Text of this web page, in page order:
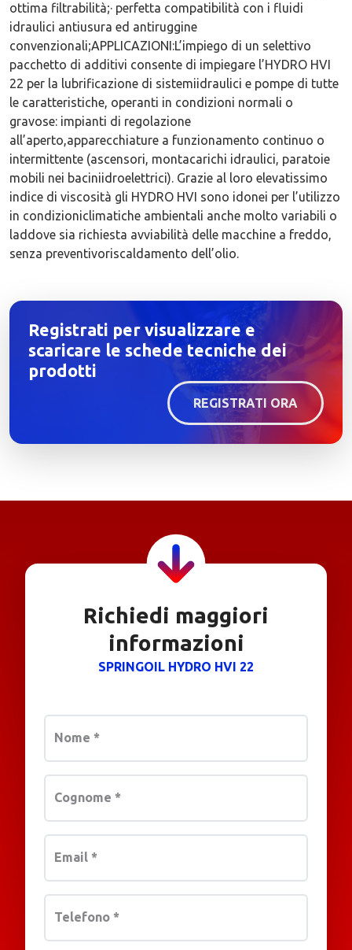
ottima filtrabilità;· perfetta compatibilità con i fluidi
idraulici antiusura ed antiruggine
convenzionali;APPLICAZIONI:L’impiego di un selettivo
pacchetto di additivi consente di impiegare l’HYDRO HVI
22 per la lubrificazione di sistemiidraulici e pompe di tutte
le caratteristiche, operanti in condizioni normali o
gravose: impianti di regolazione
all’aperto,apparecchiature a funzionamento continuo o
intermittente (ascensori, montacarichi idraulici, paratoie
mobili nei baciniidroelettrici). Grazie al loro elevatissimo
indice di viscosità gli HYDRO HVI sono idonei per l’utilizzo
in condizioniclimatiche ambientali anche molto variabili o
laddove sia richiesta avviabilità delle macchine a freddo,
senza preventivoriscaldamento dell’olio.
Registrati per visualizzare e
scaricare le schede tecniche dei
prodotti
REGISTRATI ORA
Richiedi maggiori
informazioni
SPRINGOIL HYDRO HVI 22
Nome *
Cognome *
Email *
Telefono *